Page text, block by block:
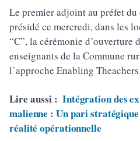
Le premier adjoint au préfet
présidé ce mercredi, dans les
“C”, la cérémonie d’ouverture
enseignants de la Commune
l’approche Enabling
Lire aussi : Intégration des
malienne : Un pari
réalité opérationnelle